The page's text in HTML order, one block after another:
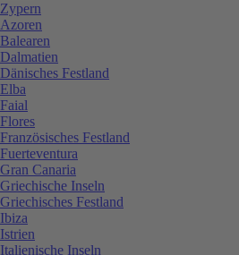
Zypern
Azoren
Balearen
Dalmatien
Dänisches Festland
Elba
Faial
Flores
Französisches Festland
Fuerteventura
Gran Canaria
Griechische Inseln
Griechisches Festland
Ibiza
Istrien
Italienische Inseln